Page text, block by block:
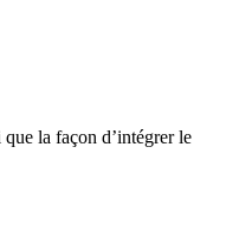
la façon d’intégrer le